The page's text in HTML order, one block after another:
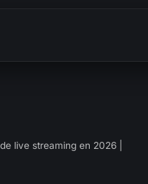
live streaming en 2026 |